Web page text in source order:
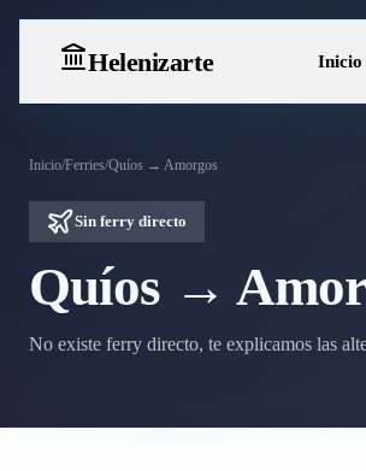
Helenizarte Inicio
Inicio/Ferries/Quíos → Amorgos
Sin ferry directo
Quíos →
No existe ferry directo, te explicamos las